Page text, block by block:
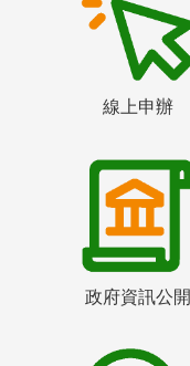
線上申辦
政府資訊公開